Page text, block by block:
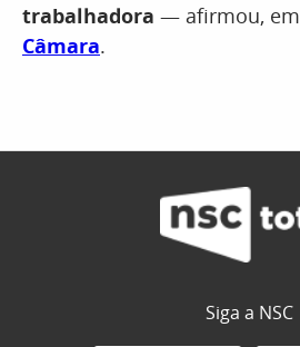
trabalhadora — afirmou, em
Câmara.
Siga a NSC